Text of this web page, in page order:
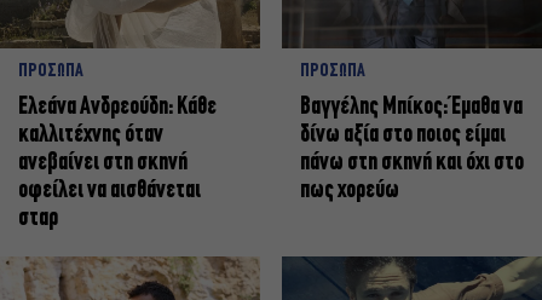
ΠΡΟΣΩΠΑ
Ελεάνα Ανδρεούδη: Κάθε
καλλιτέχνης όταν
ανεβαίνει στη σκηνή
οφείλει να αισθάνεται
σταρ
ΠΡΟΣΩΠΑ
Βαγγέλης Μπίκος: Έμαθα να
δίνω αξία στο ποιος είμαι
πάνω στη σκηνή και όχι στο
πως χορεύω